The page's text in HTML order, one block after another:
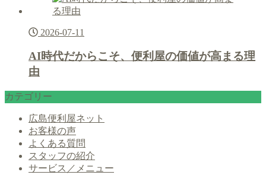
2026-07-11
AI時代だからこそ、便利屋の価値が高まる理
由
カテゴリー
広島便利屋ネット
お客様の声
よくある質問
スタッフの紹介
サービス／メニュー